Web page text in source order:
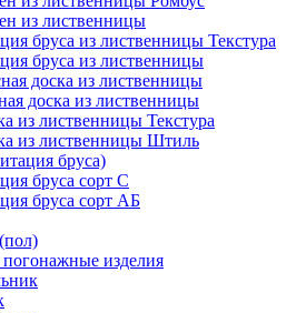
из лиственницы
бруса из лиственницы Текстура
бруса из лиственницы
доска из лиственницы
доска из лиственницы
из лиственницы Текстура
из лиственницы Штиль
бруса)
бруса сорт С
бруса сорт АБ
изделия